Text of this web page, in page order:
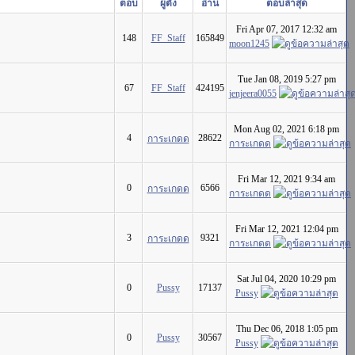
ตอบ ผู้ตั้ง อ่าน ตอบล่าสุด
148 FF_Staff 165849
Fri Apr 07, 2017 12:32 am
moon1245
67 FF_Staff 424195
Tue Jan 08, 2019 5:27 pm
jenjeera0055
4 การะเกดด 28622
Mon Aug 02, 2021 6:18 pm
การะเกดด
0 การะเกดด 6566
Fri Mar 12, 2021 9:34 am
การะเกดด
3 การะเกดด 9321
Fri Mar 12, 2021 12:04 pm
การะเกดด
0 Pussy 17137
Sat Jul 04, 2020 10:29 pm
Pussy
0 Pussy 30567
Thu Dec 06, 2018 1:05 pm
Pussy